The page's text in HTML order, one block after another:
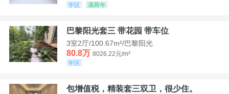
学区
满两年
巴黎阳光套三 带花园 带车位
3室2厅/100.67m²/巴黎阳光
80.8万 8026.22元/m²
学区
包增值税，精装套三双卫，很少住。